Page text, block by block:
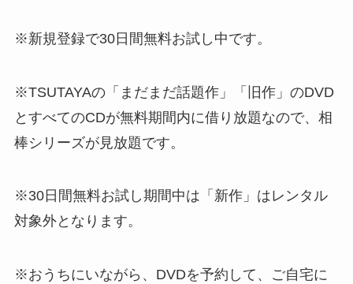
※新規登録で30日間無料お試し中です。
※TSUTAYAの「まだまだ話題作」「旧作」のDVD
とすべてのCDが無料期間内に借り放題なので、相
棒シリーズが見放題です。
※30日間無料お試し期間中は「新作」はレンタル
対象外となります。
※おうちにいながら、DVDを予約して、ご自宅に